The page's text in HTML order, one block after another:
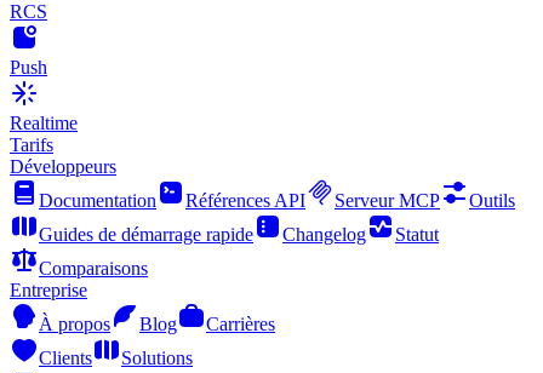
RCS
Push
Realtime
Tarifs
Développeurs
Documentation
Références API Serveur MCP
Outils
Guides de démarrage rapide
Changelog
Statut
Comparaisons
Entreprise
À propos
Blog
Carrières
Clients
Solutions